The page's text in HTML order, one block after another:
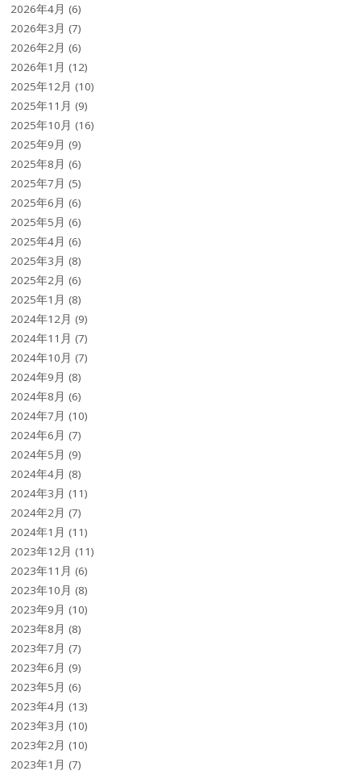
2026年4月 (6)
2026年3月 (7)
2026年2月 (6)
2026年1月 (12)
2025年12月 (10)
2025年11月 (9)
2025年10月 (16)
2025年9月 (9)
2025年8月 (6)
2025年7月 (5)
2025年6月 (6)
2025年5月 (6)
2025年4月 (6)
2025年3月 (8)
2025年2月 (6)
2025年1月 (8)
2024年12月 (9)
2024年11月 (7)
2024年10月 (7)
2024年9月 (8)
2024年8月 (6)
2024年7月 (10)
2024年6月 (7)
2024年5月 (9)
2024年4月 (8)
2024年3月 (11)
2024年2月 (7)
2024年1月 (11)
2023年12月 (11)
2023年11月 (6)
2023年10月 (8)
2023年9月 (10)
2023年8月 (8)
2023年7月 (7)
2023年6月 (9)
2023年5月 (6)
2023年4月 (13)
2023年3月 (10)
2023年2月 (10)
2023年1月 (7)